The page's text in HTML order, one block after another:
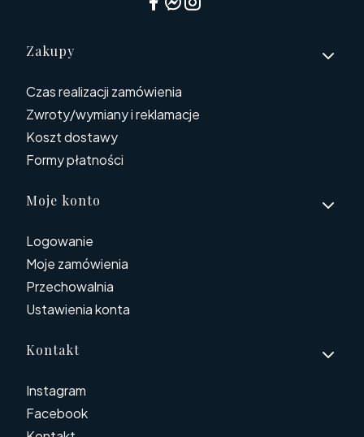
Linki w stopce
Zakupy
Czas realizacji zamówienia
Zwroty/wymiany i reklamacje
Koszt dostawy
Formy płatności
Moje konto
Logowanie
Moje zamówienia
Przechowalnia
Ustawienia konta
Kontakt
Instagram
Facebook